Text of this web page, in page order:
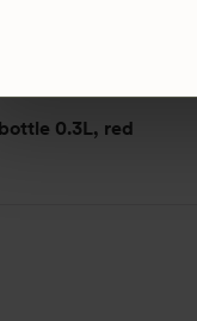
0.3L, red